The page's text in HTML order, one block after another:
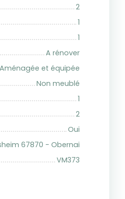
2
1
1
A rénover
Aménagée et équipée
Non meublé
1
2
Oui
67870 - Obernai
VM373